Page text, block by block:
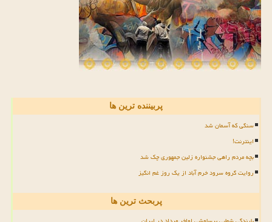
پربیننده ترین ها
سنگی که آسمان شد
اینترنت!
بچه مردم راهی جشنواره زلین جمهوری چک شد
روایت گروه سرود خرم آباد از یک روز غم انگیز
پربحث ترین ها